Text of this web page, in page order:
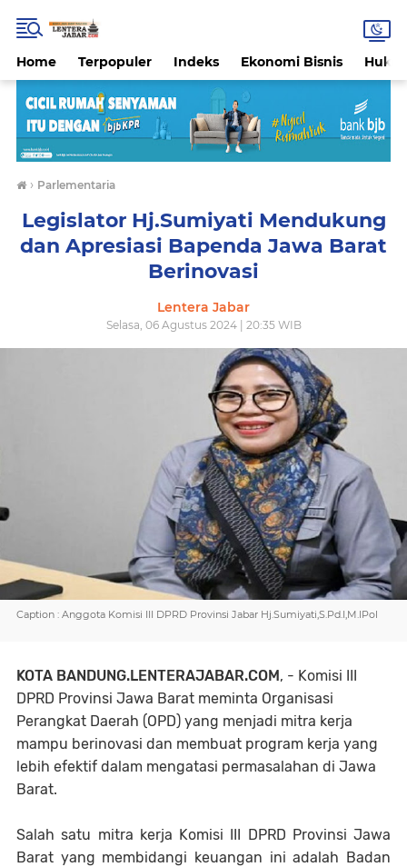
Home Terpopuler Indeks Ekonomi Bisnis
› Parlementaria
Legislator Hj.Sumiyati Mendukung
dan Apresiasi Bapenda Jawa Barat
Berinovasi
Lentera Jabar
Selasa, 06 Agustus 2024 | 20:35 WIB
Caption : Anggota Komisi III DPRD Provinsi Jabar Hj.Sumiyati,S.Pd.I,M.IPol
KOTA BANDUNG.LENTERAJABAR.COM, - Komisi III
DPRD Provinsi Jawa Barat meminta Organisasi
Perangkat Daerah (OPD) yang menjadi mitra kerja
mampu berinovasi dan membuat program kerja yang
lebih efektif dalam mengatasi permasalahan di Jawa
Barat.
Salah satu mitra kerja Komisi III DPRD Provinsi Jawa
Barat yang membidangi keuangan ini adalah Badan